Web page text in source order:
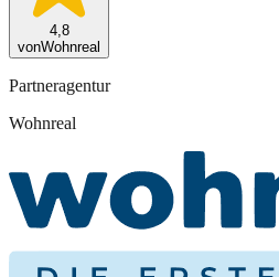
4,8
vonWohnreal
Partneragentur
Wohnreal